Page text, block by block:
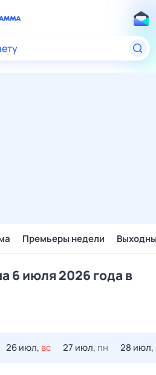
Премьеры недели
6 июля 2026 года в
26 июл, вс 27 июл, пн 28 июл,